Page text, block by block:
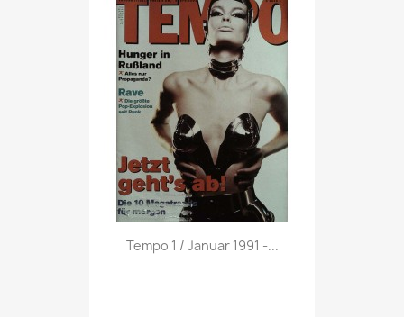
 Vorschau
Tempo 1 / Januar 1991 -...